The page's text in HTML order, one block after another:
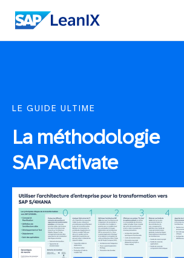
LE GUIDE ULTIME
La méthodologie
SAP Activate